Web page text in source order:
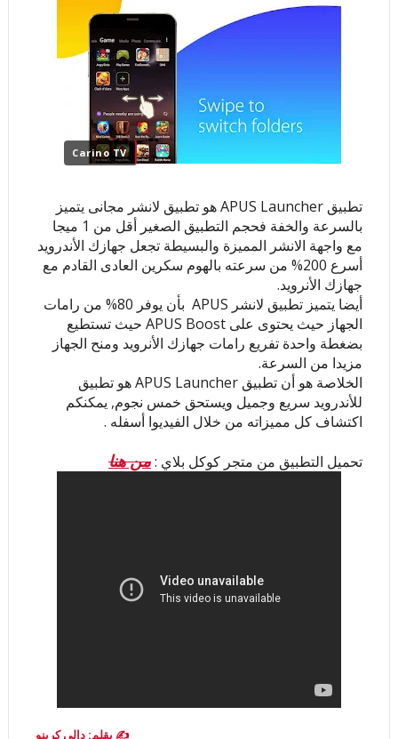
Carino TV
جهازك الأنرويد.
مزيدا من السرعة.
اكتشاف كل مميزاته من خلال الفيديوا أسفله .
تحميل التطبيق من متجر كوكل بلاي : من هنا
✍️ بقلم: دالي كرينو